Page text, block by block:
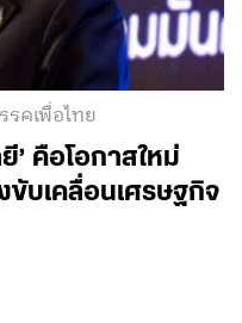
รคเพื่อไทย
’ คือโอกาสใหม่
บเคลื่อนเศรษฐกิจ